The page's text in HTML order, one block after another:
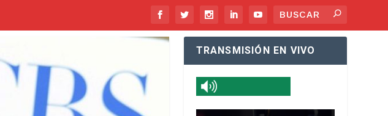
TRANSMISIÓN EN VIVO